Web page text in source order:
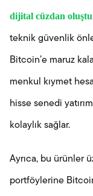
dijital cüzdan
teknik güvenlik
Bitcoin’e maruz
menkul kıymet
hisse senedi
kolaylık sağlar.
Ayrıca, bu ürünler
portföylerine